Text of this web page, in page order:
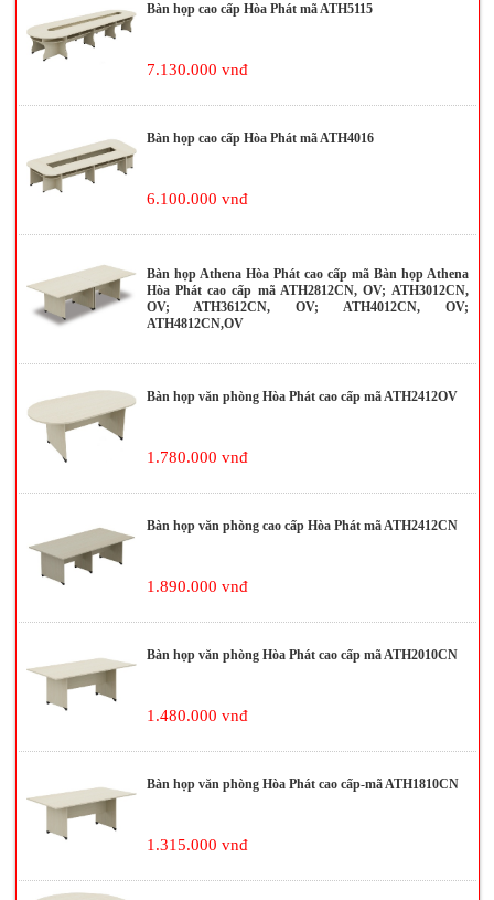
Bàn họp cao cấp Hòa Phát mã ATH5115
7.130.000 vnđ
Bàn họp cao cấp Hòa Phát mã ATH4016
6.100.000 vnđ
Bàn họp Athena Hòa Phát cao cấp mã Bàn họp Athena
Hòa Phát cao cấp mã ATH2812CN, OV; ATH3012CN,
OV; ATH3612CN, OV; ATH4012CN, OV;
ATH4812CN,OV
Bàn họp văn phòng Hòa Phát cao cấp mã ATH2412OV
1.780.000 vnđ
Bàn họp văn phòng cao cấp Hòa Phát mã ATH2412CN
1.890.000 vnđ
Bàn họp văn phòng Hòa Phát cao cấp mã ATH2010CN
1.480.000 vnđ
Bàn họp văn phòng Hòa Phát cao cấp-mã ATH1810CN
1.315.000 vnđ